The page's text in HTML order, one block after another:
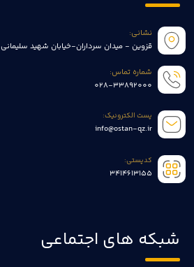
نشانی:
قزوین - میدان سرداران-خیابان شهید سلیمانی
شماره تماس:
028-33892000
پست الکترونیک:
info@ostan-qz.ir
کدپستی:
3414613155
شبکه های اجتماعی